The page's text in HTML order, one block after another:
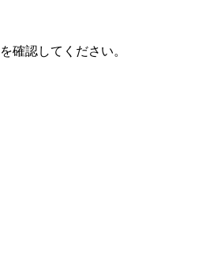
確認してください。